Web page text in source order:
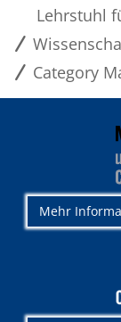
Lehrstuhl
Category
Mehr